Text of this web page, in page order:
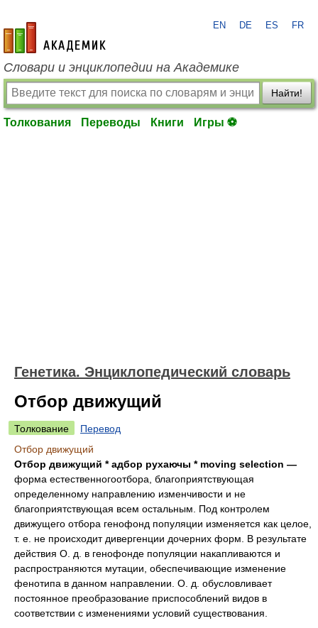
academic.ru
EN DE ES FR
Словари и энциклопедии на Академике
Найти!
Толкования Переводы Книги Игры ⚽
Генетика. Энциклопедический словарь
Отбор движущий
Толкование
Перевод
Отбор движущий
Отбор движущий * адбор рухаючы * moving selection —
форма естественногоотбора, благоприятствующая
определенному направлению изменчивости и не
благоприятствующая всем остальным. Под контролем
движущего отбора генофонд популяции изменяется как целое,
т. е. не происходит дивергенции дочерних форм. В результате
действия О. д. в генофонде популяции накапливаются и
распространяются мутации, обеспечивающие изменение
фенотипа в данном направлении. О. д. обусловливает
постоянное преобразование приспособлений видов в
соответствии с изменениями условий существования.